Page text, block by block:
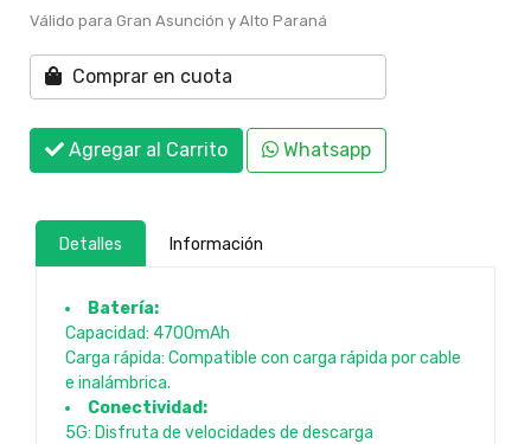
Válido para Gran Asunción y Alto Paraná
Comprar en cuota
Agregar al Carrito Whatsapp
Detalles Información
Batería:
Capacidad: 4700mAh
Carga rápida: Compatible con carga rápida por cable
e inalámbrica.
Conectividad:
5G: Disfruta de velocidades de descarga